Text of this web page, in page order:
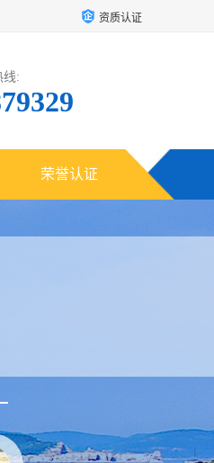
资质认证
线:
荣誉认证